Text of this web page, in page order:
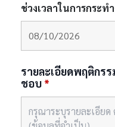
ช่วงเวลาในการกระท
รายละเอียดพฤติกร
ชอบ *